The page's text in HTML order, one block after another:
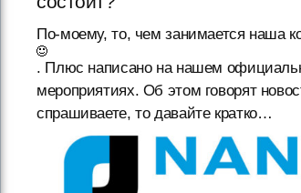
По-моему, то, чем занимается наша
. Плюс написано на нашем
мероприятиях. Об этом говорят
спрашиваете, то давайте кратко…